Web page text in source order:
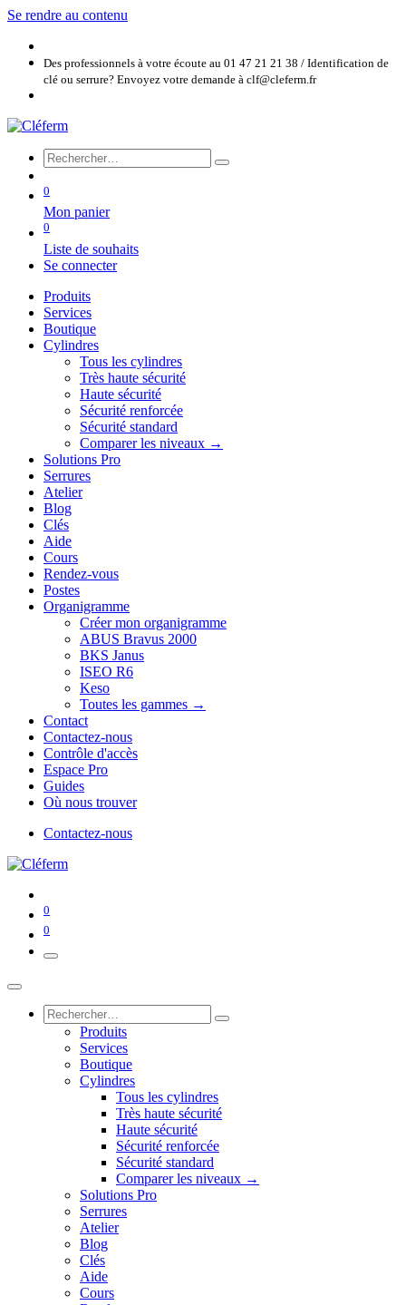
Se rendre au contenu
Des professionnels à votre écoute au 01 47 21 21 38 / Identification de
clé ou serrure? Envoyez votre demande à clf@cleferm.fr
0
Mon panier
0
Liste de souhaits
Se connecter
Produits
Services
Boutique
Cylindres
Tous les cylindres
Très haute sécurité
Haute sécurité
Sécurité renforcée
Sécurité standard
Comparer les niveaux →
Solutions Pro
Serrures
Atelier
Blog
Clés
Aide
Cours
Rendez-vous
Postes
Organigramme
Créer mon organigramme
ABUS Bravus 2000
BKS Janus
ISEO R6
Keso
Toutes les gammes →
Contact
Contactez-nous
Contrôle d'accès
Espace Pro
Guides
Où nous trouver
Contactez-nous
0
0
Produits
Services
Boutique
Cylindres
Tous les cylindres
Très haute sécurité
Haute sécurité
Sécurité renforcée
Sécurité standard
Comparer les niveaux →
Solutions Pro
Serrures
Atelier
Blog
Clés
Aide
Cours